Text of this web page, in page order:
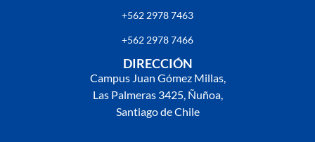
+562 2978 7463
+562 2978 7466
DIRECCIÓN
Campus Juan Gómez Millas,
Las Palmeras 3425, Ñuñoa,
Santiago de Chile